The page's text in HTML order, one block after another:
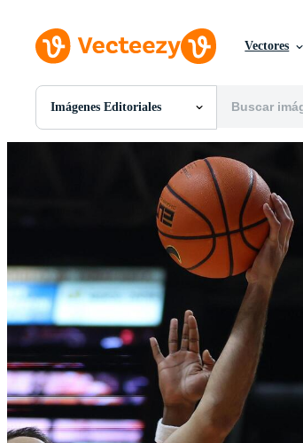
Vectores
Imágenes Editoriales
Todas Imágenes
Gráficos en Movimiento
Imágenes Editoriales
Eventos Editoriales